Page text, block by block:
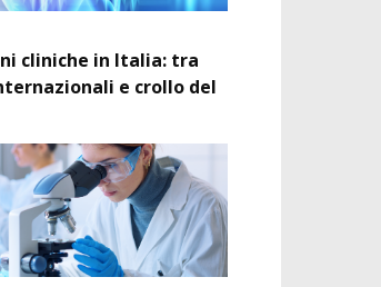
cliniche in Italia: tra
e crollo del